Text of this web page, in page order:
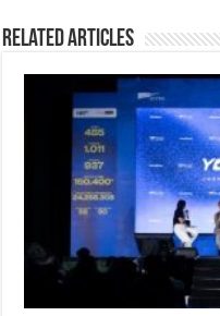
Related Articles